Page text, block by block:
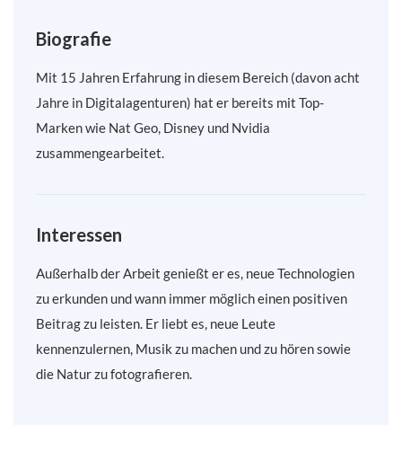
Biografie
Mit 15 Jahren Erfahrung in diesem Bereich (davon acht
Jahre in Digitalagenturen) hat er bereits mit Top-
Marken wie Nat Geo, Disney und Nvidia
zusammengearbeitet.
Interessen
Außerhalb der Arbeit genießt er es, neue Technologien
zu erkunden und wann immer möglich einen positiven
Beitrag zu leisten. Er liebt es, neue Leute
kennenzulernen, Musik zu machen und zu hören sowie
die Natur zu fotografieren.